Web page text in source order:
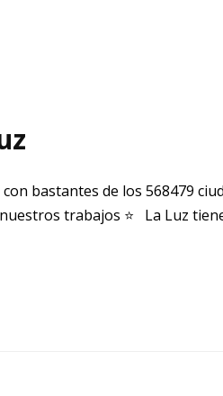
bastantes de los 568479
trabajos ⭐ La Luz